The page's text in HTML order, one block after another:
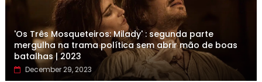
'Os Três Mosqueteiros: Milady' : segunda parte
mergulha na trama política sem abrir mão de boas
batalhas | 2023
December 29, 2023